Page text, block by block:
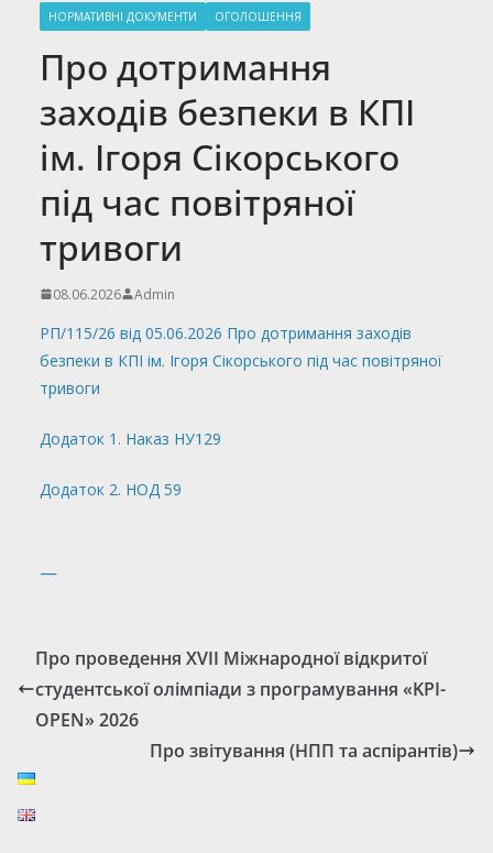
НОРМАТИВНІ ДОКУМЕНТИ ОГОЛОШЕННЯ
Про дотримання
заходів безпеки в КПІ
ім. Ігоря Сікорського
під час повітряної
тривоги
08.06.2026 Admin
РП/115/26 від 05.06.2026 Про дотримання заходів
безпеки в КПІ ім. Ігоря Сікорського під час повітряної
тривоги
Додаток 1. Наказ НУ129
Додаток 2. НОД 59
—
Про проведення ХVІІ Міжнародної відкритої
студентської олімпіади з програмування «KPI-
OPEN» 2026
Про звітування (НПП та аспірантів)